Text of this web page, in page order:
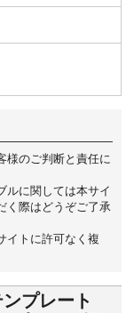
様のご判断と責任に
ルに関しては本サイ
く際はどうぞご了承
イトに許可なく複
プレート